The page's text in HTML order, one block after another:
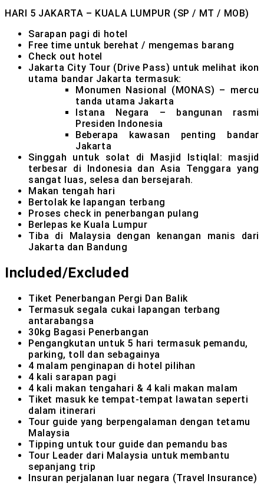
HARI 5 JAKARTA – KUALA LUMPUR (SP / MT / MOB)
Sarapan pagi di hotel
Free time untuk berehat / mengemas barang
Check out hotel
Jakarta City Tour (Drive Pass) untuk melihat ikon
utama bandar Jakarta termasuk:
Monumen Nasional (MONAS) – mercu
tanda utama Jakarta
Istana Negara – bangunan rasmi
Presiden Indonesia
Beberapa kawasan penting bandar
Jakarta
Singgah untuk solat di Masjid Istiqlal: masjid
terbesar di Indonesia dan Asia Tenggara yang
sangat luas, selesa dan bersejarah.
Makan tengah hari
Bertolak ke lapangan terbang
Proses check in penerbangan pulang
Berlepas ke Kuala Lumpur
Tiba di Malaysia dengan kenangan manis dari
Jakarta dan Bandung
Included/Excluded
Tiket Penerbangan Pergi Dan Balik
Termasuk segala cukai lapangan terbang
antarabangsa
30kg Bagasi Penerbangan
Pengangkutan untuk 5 hari termasuk pemandu,
parking, toll dan sebagainya
4 malam penginapan di hotel pilihan
4 kali sarapan pagi
4 kali makan tengahari & 4 kali makan malam
Tiket masuk ke tempat-tempat lawatan seperti
dalam itinerari
Tour guide yang berpengalaman dengan tetamu
Malaysia
Tipping untuk tour guide dan pemandu bas
Tour Leader dari Malaysia untuk membantu
sepanjang trip
Insuran perjalanan luar negara (Travel Insurance)